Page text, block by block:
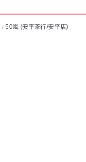
/ 50嵐 (安平茶行/安平店)